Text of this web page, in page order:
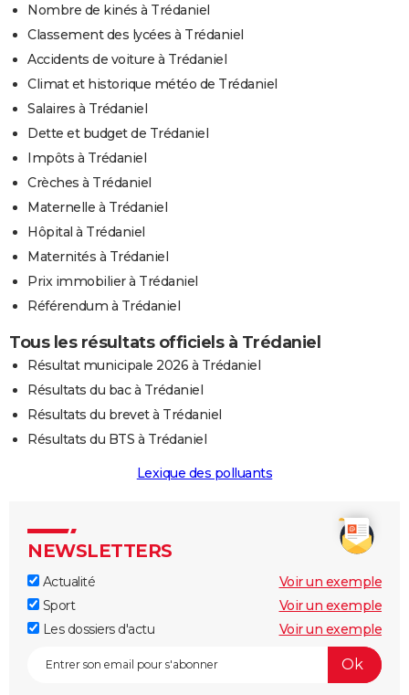
Nombre de kinés à Trédaniel
Classement des lycées à Trédaniel
Accidents de voiture à Trédaniel
Climat et historique météo de Trédaniel
Salaires à Trédaniel
Dette et budget de Trédaniel
Impôts à Trédaniel
Crèches à Trédaniel
Maternelle à Trédaniel
Hôpital à Trédaniel
Maternités à Trédaniel
Prix immobilier à Trédaniel
Référendum à Trédaniel
Tous les résultats officiels à Trédaniel
Résultat municipale 2026 à Trédaniel
Résultats du bac à Trédaniel
Résultats du brevet à Trédaniel
Résultats du BTS à Trédaniel
Lexique des polluants
NEWSLETTERS
Actualité
Voir un exemple
Sport
Voir un exemple
Les dossiers d'actu
Voir un exemple